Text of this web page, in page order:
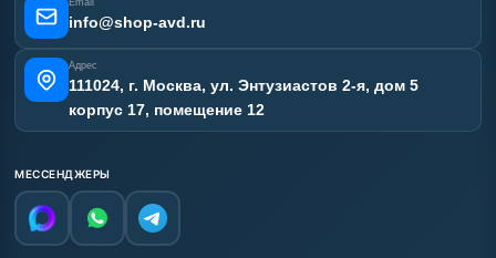
Карта сайта
Email
info@shop-avd.ru
Адрес
111024, г. Москва, ул. Энтузиастов 2-я, дом 5
корпус 17, помещение 12
МЕССЕНДЖЕРЫ